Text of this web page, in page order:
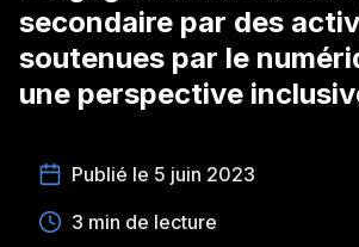
secondaire par des
soutenues par le
une perspective
Publié le 5 juin 2023
3 min de lecture